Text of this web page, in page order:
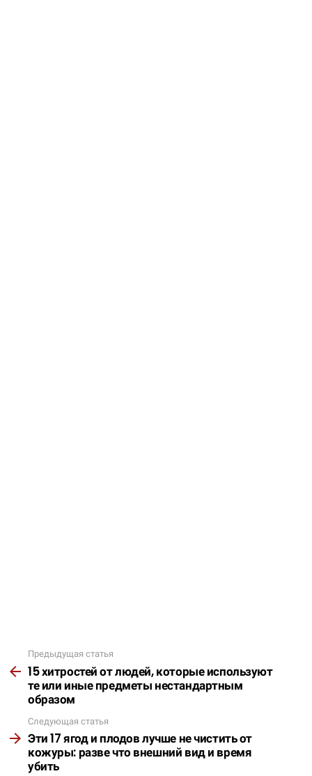
Подробнее
Предыдущая статья
15 хитростей от людей, которые используют
те или иные предметы нестандартным
образом
Следующая статья
Эти 17 ягод и плодов лучше не чистить от
кожуры: разве что внешний вид и время
убить